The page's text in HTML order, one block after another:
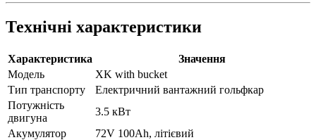
Технічні характеристики
Характеристика
Значення
Модель
XK with bucket
Тип транспорту
Електричний вантажний гольфкар
Потужність
двигуна
3.5 кВт
Акумулятор
72V 100Ah, літієвий